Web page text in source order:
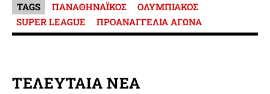
TAGS ΠΑΝΑΘΗΝΑΪΚΟΣ
ΟΛΥΜΠΙΑΚΟΣ
SUPER LEAGUE
ΠΡΟΑΝΑΓΓΕΛΙΑ ΑΓΩΝΑ
ΤΕΛΕΥΤΑΙΑ ΝΕΑ